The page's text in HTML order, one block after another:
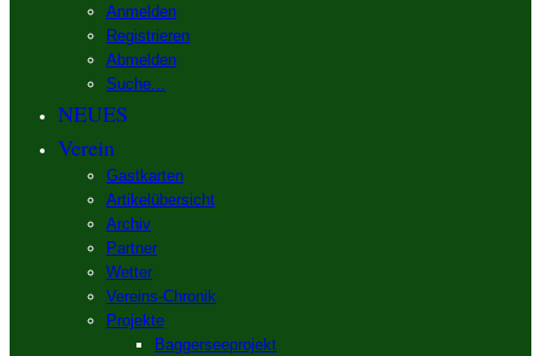
Anmelden
Registrieren
Abmelden
Suche...
NEUES
Verein
Gastkarten
Artikelübersicht
Archiv
Partner
Wetter
Vereins-Chronik
Projekte
Baggerseeprojekt